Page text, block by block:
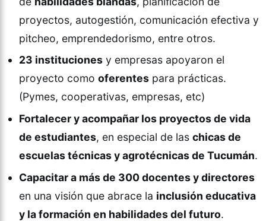
proyectos, autogestión, comunicación efectiva y
pitcheo, emprendedorismo, entre otros.
23 instituciones y empresas apoyaron el
proyecto como oferentes para prácticas.
(Pymes, cooperativas, empresas, etc)
Fortalecer y acompañar los proyectos de vida
de estudiantes, en especial de las chicas de
escuelas técnicas y agrotécnicas de Tucumán.
Capacitar a más de 300 docentes y directores
en una visión que abrace la inclusión educativa
y la formación en habilidades del futuro.